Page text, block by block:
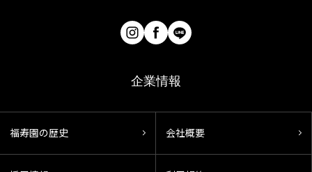
企業情報
福寿園の歴史 会社概要